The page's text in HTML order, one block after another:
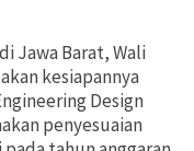
Jawa Barat, Wali
kesiapannya
Design
penyesuaian